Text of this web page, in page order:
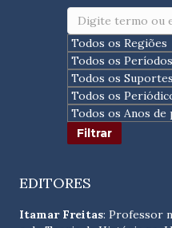
EDITORES
Itamar Freitas: Professor